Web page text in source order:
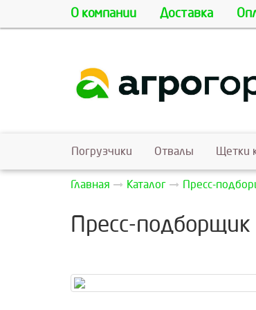
О компании Доставка
Погрузчики Отвалы Щетки
Главная Каталог Пресс-
Пресс-